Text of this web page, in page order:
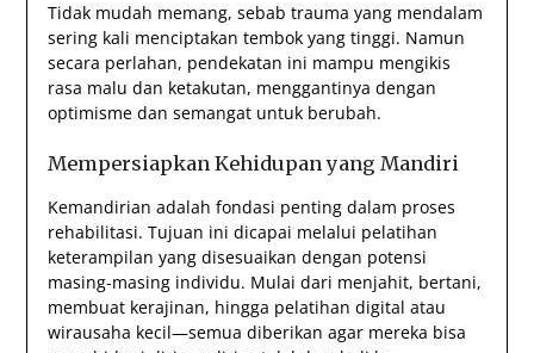
Tidak mudah memang, sebab trauma yang mendalam
sering kali menciptakan tembok yang tinggi. Namun
secara perlahan, pendekatan ini mampu mengikis
rasa malu dan ketakutan, menggantinya dengan
optimisme dan semangat untuk berubah.
Mempersiapkan Kehidupan yang Mandiri
Kemandirian adalah fondasi penting dalam proses
rehabilitasi. Tujuan ini dicapai melalui pelatihan
keterampilan yang disesuaikan dengan potensi
masing-masing individu. Mulai dari menjahit, bertani,
membuat kerajinan, hingga pelatihan digital atau
wirausaha kecil—semua diberikan agar mereka bisa